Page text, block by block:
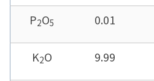
P2O5 0.01
K2O 9.99